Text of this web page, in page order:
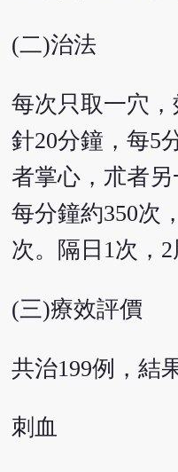
(二)治法
每次只取一穴
針20分鐘，每5
者掌心，朮者
每分鐘約350次
次。隔日1次，2
(三)療效評價
共治199例，結
刺血